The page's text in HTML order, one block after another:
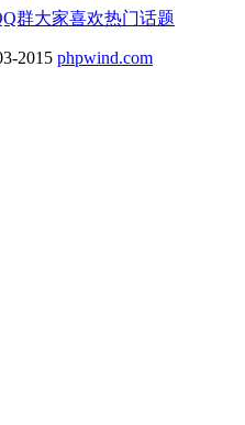
群大家喜欢热门话题
2015 phpwind.com